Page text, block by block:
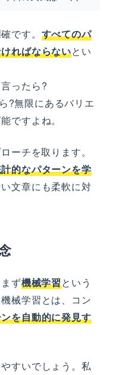
です。 すべてのパ
ればならないとい
ったら?
?無限にあるバリエ
ですよね。
ーチを取ります。
的なパターンを学
文章にも柔軟に対
ず機械学習という
械学習とは、コン
を自動的に発見す
すいでしょう。私